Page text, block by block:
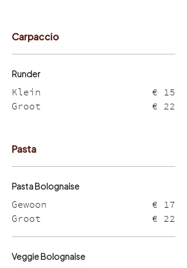
Carpaccio
Runder
Klein
€ 15
Groot
€ 22
Pasta
Pasta Bolognaise
Gewoon
€ 17
Groot
€ 22
Veggie Bolognaise